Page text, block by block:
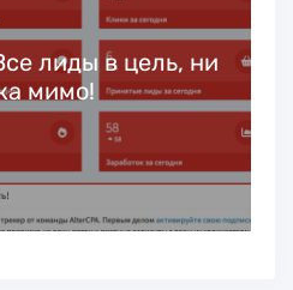
лиды в цель, ни
мимо!